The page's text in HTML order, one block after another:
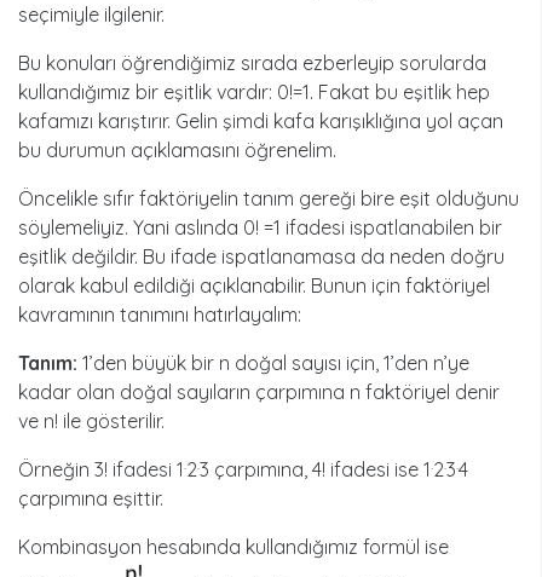
seçimiyle ilgilenir.
Bu konuları öğrendiğimiz sırada ezberleyip sorularda
kullandığımız bir eşitlik vardır: 0!=1. Fakat bu eşitlik hep
kafamızı karıştırır. Gelin şimdi kafa karışıklığına yol açan
bu durumun açıklamasını öğrenelim.
Öncelikle sıfır faktöriyelin tanım gereği bire eşit olduğunu
söylemeliyiz. Yani aslında 0! =1 ifadesi ispatlanabilen bir
eşitlik değildir. Bu ifade ispatlanamasa da neden doğru
olarak kabul edildiği açıklanabilir. Bunun için faktöriyel
kavramının tanımını hatırlayalım:
Tanım: 1’den büyük bir n doğal sayısı için, 1’den n’ye
kadar olan doğal sayıların çarpımına n faktöriyel denir
ve n! ile gösterilir.
Örneğin 3! ifadesi 1.2.3 çarpımına, 4! ifadesi ise 1.2.3.4
çarpımına eşittir.
Kombinasyon hesabında kullandığımız formül ise